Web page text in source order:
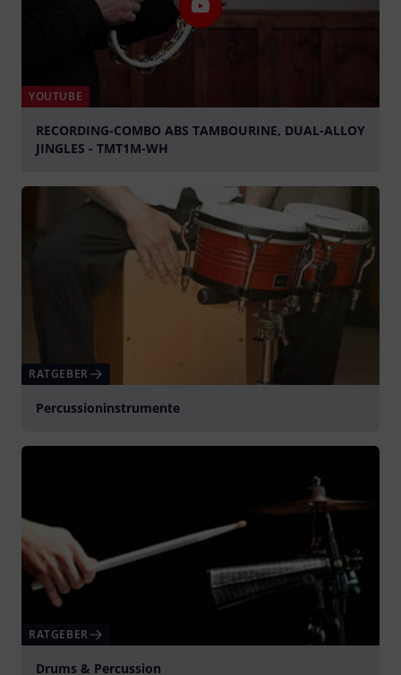
YOUTUBE
RECORDING-COMBO ABS TAMBOURINE, DUAL-ALLOY
JINGLES - TMT1M-WH
RATGEBER
Percussioninstrumente
RATGEBER
Drums & Percussion